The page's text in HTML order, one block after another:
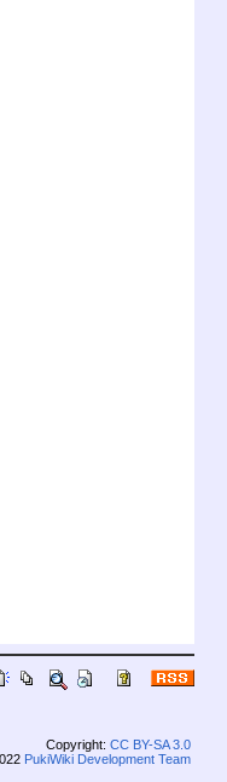
Copyright: CC BY-SA 3.0
PukiWiki Development Team